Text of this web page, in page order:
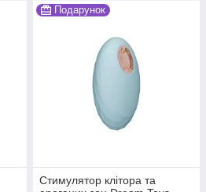
Подарунок
Стимулятор клітора та